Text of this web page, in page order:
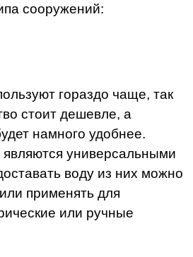
сооружений:
гораздо чаще, так
стоит дешевле, а
намного удобнее.
универсальными
воду из них можно
применять для
или ручные